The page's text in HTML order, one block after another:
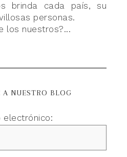
brinda cada país, su
personas.
los nuestros?...
A NUESTRO BLOG
electrónico: